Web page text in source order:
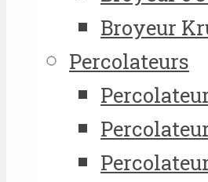
Broyeur
Percolateurs